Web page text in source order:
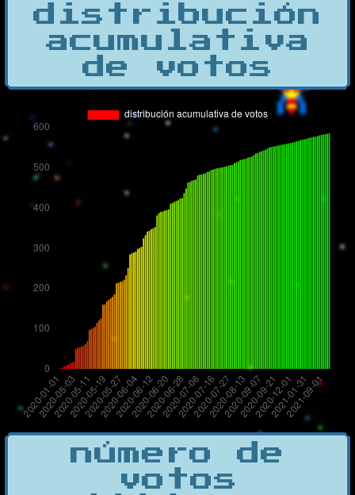
distribución
acumulativa
de votos
número de
votos